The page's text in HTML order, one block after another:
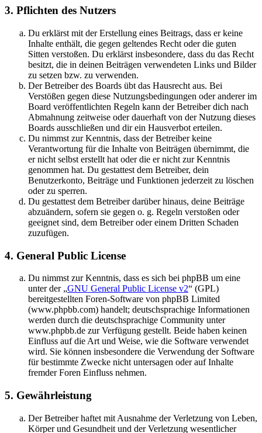
3. Pflichten des Nutzers
Du erklärst mit der Erstellung eines Beitrags, dass er keine
Inhalte enthält, die gegen geltendes Recht oder die guten
Sitten verstoßen. Du erklärst insbesondere, dass du das Recht
besitzt, die in deinen Beiträgen verwendeten Links und Bilder
zu setzen bzw. zu verwenden.
Der Betreiber des Boards übt das Hausrecht aus. Bei
Verstößen gegen diese Nutzungsbedingungen oder anderer im
Board veröffentlichten Regeln kann der Betreiber dich nach
Abmahnung zeitweise oder dauerhaft von der Nutzung dieses
Boards ausschließen und dir ein Hausverbot erteilen.
Du nimmst zur Kenntnis, dass der Betreiber keine
Verantwortung für die Inhalte von Beiträgen übernimmt, die
er nicht selbst erstellt hat oder die er nicht zur Kenntnis
genommen hat. Du gestattest dem Betreiber, dein
Benutzerkonto, Beiträge und Funktionen jederzeit zu löschen
oder zu sperren.
Du gestattest dem Betreiber darüber hinaus, deine Beiträge
abzuändern, sofern sie gegen o. g. Regeln verstoßen oder
geeignet sind, dem Betreiber oder einem Dritten Schaden
zuzufügen.
4. General Public License
Du nimmst zur Kenntnis, dass es sich bei phpBB um eine
unter der „GNU General Public License v2“ (GPL)
bereitgestellten Foren-Software von phpBB Limited
(www.phpbb.com) handelt; deutschsprachige Informationen
werden durch die deutschsprachige Community unter
www.phpbb.de zur Verfügung gestellt. Beide haben keinen
Einfluss auf die Art und Weise, wie die Software verwendet
wird. Sie können insbesondere die Verwendung der Software
für bestimmte Zwecke nicht untersagen oder auf Inhalte
fremder Foren Einfluss nehmen.
5. Gewährleistung
Der Betreiber haftet mit Ausnahme der Verletzung von Leben,
Körper und Gesundheit und der Verletzung wesentlicher